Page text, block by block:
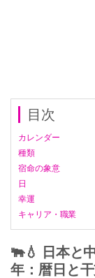
目次
カレンダー
種類
宿命の象意
日
幸運
キャリア・職業
🐃💧 日本と
年：暦日と